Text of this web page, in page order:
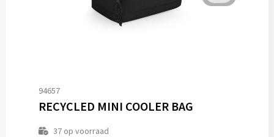
94657
RECYCLED MINI COOLER BAG
37op voorraad